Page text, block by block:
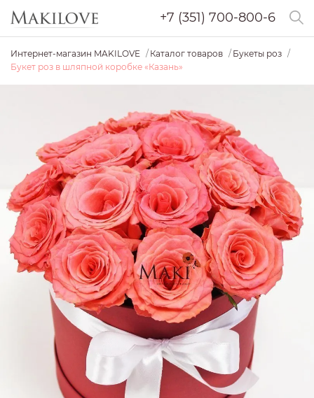
+7 (351) 700-800-6
Интернет-магазин MAKILOVE Каталог товаров
Букеты роз
Букет роз в шляпной коробке «Казань»